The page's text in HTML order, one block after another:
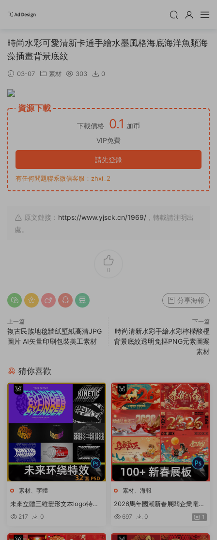
時尚水彩可愛清新卡通手繪水墨風格海底海洋魚類海
藻插畫背景底紋
03-07 素材 303 0
資源下載
下載價格 0.1 加币
VIP免費
請先登錄
有任何問題聯系微信客服：zhxi_2
原文鏈接： https://www.yjsck.cn/1969/ ，轉載請注明出
處。
0
分享海報
上一篇
複古民族地毯牆紙壁紙高清JPG
圖片 AI矢量印刷包裝美工素材
下一篇
時尚清新水彩手繪水彩檸檬酸橙
背景底紋透明免摳PNG元素圖案
素材
猜你喜歡
素材、 字體
未來立體三維變形文本logo特效
疊加空間感展示效果圖樣機PSD
217 0
素材、 海報
2026馬年國潮新春展闆企業電商
紅色春節活動宣傳模闆psd設計素
697 0 1